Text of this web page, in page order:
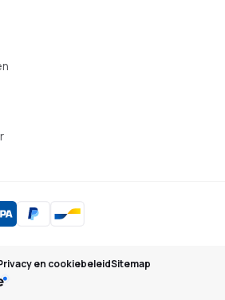
en cookiebeleidSitemap